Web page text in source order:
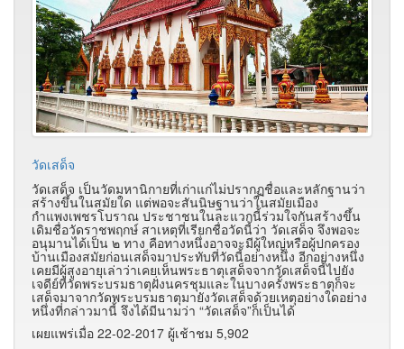
วัดเสด็จ
วัดเสด็จ เป็นวัดมหานิกายที่เก่าแก่ไม่ปรากฏชื่อและหลักฐานว่า
สร้างขึ้นในสมัยใด แต่พอจะสันนิษฐานว่าในสมัยเมือง
กำแพงเพชรโบราณ ประชาชนในละแวกนี้ร่วมใจกันสร้างขึ้น
เดิมชื่อวัดราชพฤกษ์ สาเหตุที่เรียกชื่อวัดนี้ว่า วัดเสด็จ จึงพอจะ
อนุมานได้เป็น ๒ ทาง คือทางหนึ่งอาจจะมีผู้ใหญ่หรือผู้ปกครอง
บ้านเมืองสมัยก่อนเสด็จมาประทับที่วัดนี้อย่างหนึ่ง อีกอย่างหนึ่ง
เคยมีผู้สูงอายุเล่าว่าเคยเห็นพระธาตุเสด็จจากวัดเสด็จนี้ไปยัง
เจดีย์ที่วัดพระบรมธาตุฝั่งนครชุมและในบางครั้งพระธาตุก็จะ
เสด็จมาจากวัดพระบรมธาตุมายังวัดเสด็จด้วยเหตุอย่างใดอย่าง
หนึ่งที่กล่าวมานี้ จึงได้มีนามว่า “วัดเสด็จ”ก็เป็นได้
เผยแพร่เมื่อ 22-02-2017 ผู้เช้าชม 5,902